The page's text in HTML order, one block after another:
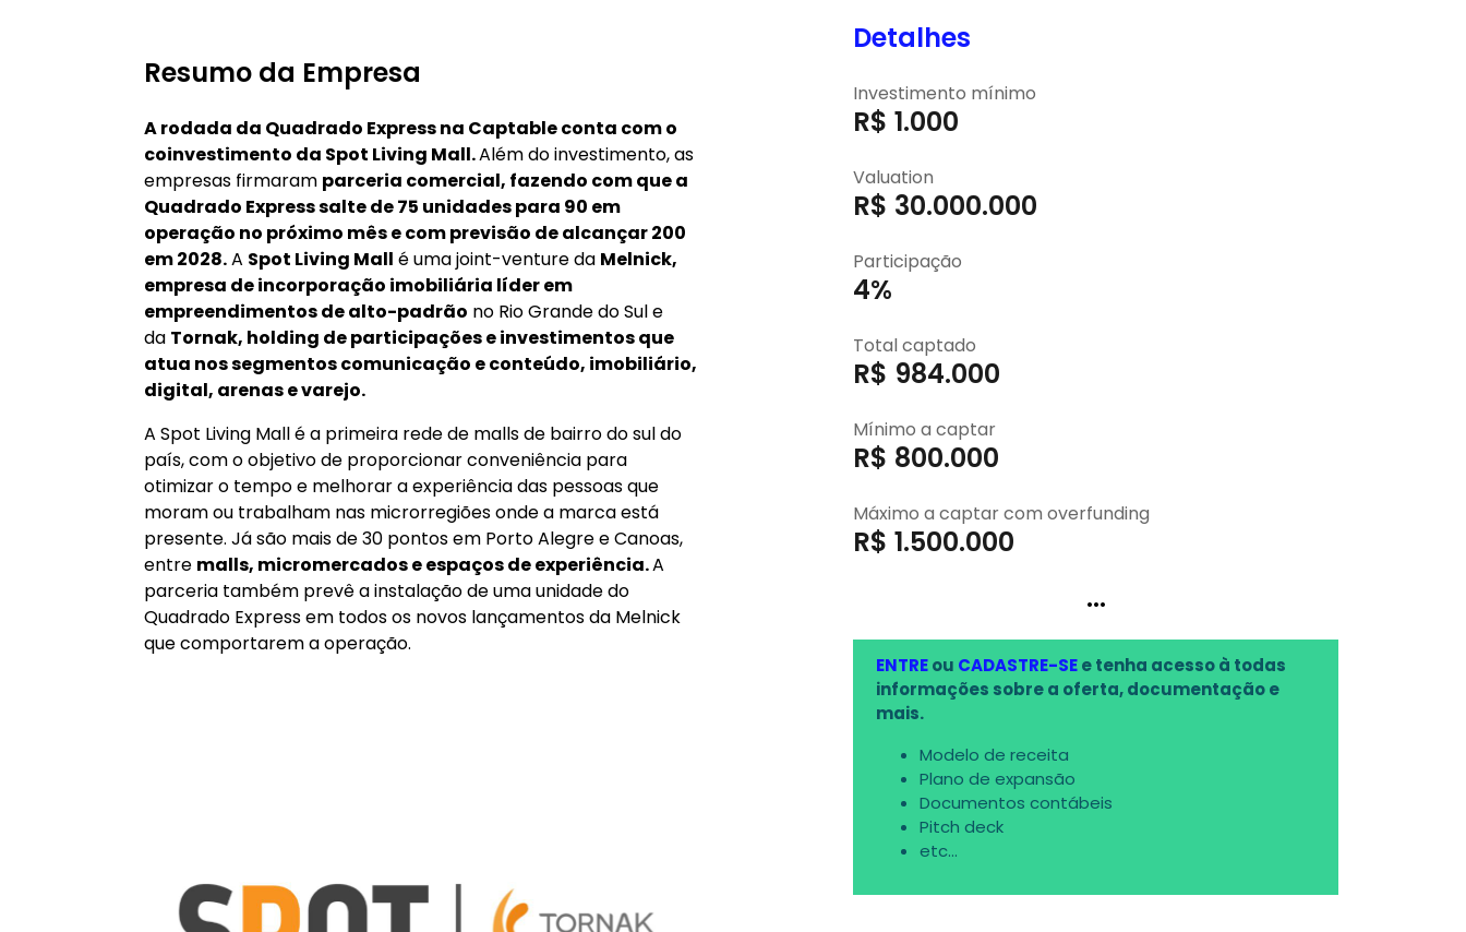
Resumo Pitch Indicadores
Resumo da Empresa
A rodada da Quadrado Express na Captable conta com o
coinvestimento da Spot Living Mall.
Além do investimento, as
empresas firmaram
parceria comercial, fazendo com que a
Quadrado Express salte de 75 unidades para 90 em
operação no próximo mês e com previsão de alcançar 200
em 2028.ASpot Living Mallé uma joint-venture daMelnick,
empresa de incorporação imobiliária líder em
empreendimentos de alto-padrãono Rio Grande do Sul e
daTornak, holding de participações e investimentos que
atua nos segmentos comunicação e conteúdo, imobiliário,
digital, arenas e varejo.
A Spot Living Mall é a primeira rede de malls de bairro do sul do
país, com o objetivo de proporcionar conveniência para
otimizar o tempo e melhorar a experiência das pessoas que
Detalhes
Investimento mínimo
R$ 1.000
Valuation
R$ 30.000.000
Participação
4%
Total captado
R$ 984.000
Mínimo a captar
R$ 800.000
Máximo a captar com overfunding
R$ 1.500.000
...
ENTREou CADASTRE-SEe tenha acesso à todas
informações sobre a oferta, documentação e
mais.
Modelo de receita
Plano de expansão
Documentos contábeis
Pitch deck
etc...